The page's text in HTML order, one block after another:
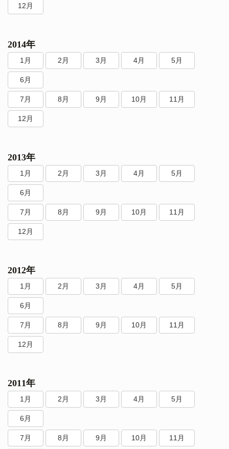
12月
2014年
1月 2月 3月 4月 5月
6月
7月 8月 9月 10月 11月
12月
2013年
1月 2月 3月 4月 5月
6月
7月 8月 9月 10月 11月
12月
2012年
1月 2月 3月 4月 5月
6月
7月 8月 9月 10月 11月
12月
2011年
1月 2月 3月 4月 5月
6月
7月 8月 9月 10月 11月